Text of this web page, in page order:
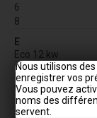
Nous utilisons
enregistrer vos
Vous pouvez
noms des
servent.
6
8
E
Eco 12 kw
G
GRETA8
L